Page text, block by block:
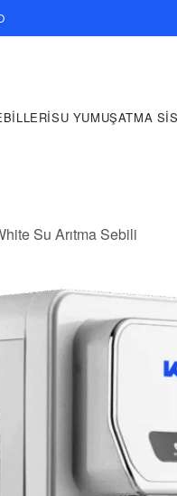
SU YUMUŞATMA
Su Arıtma Sebili